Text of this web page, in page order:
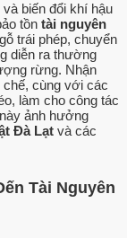
biến đổi khí hậu
tồn tài nguyên
trái phép, chuyển
diễn ra thường
rừng. Nhận
cùng với các
làm cho công tác
ảnh hưởng
Đà Lạt và các
Tài Nguyên